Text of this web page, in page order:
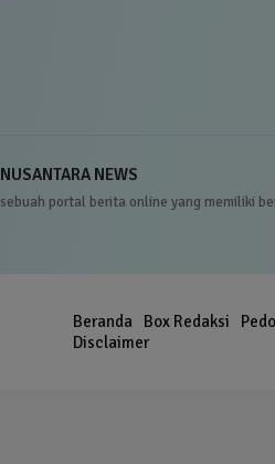
NUSANTARA NEWS
sebuah portal berita online yang memiliki
Beranda Box Redaksi
Disclaimer